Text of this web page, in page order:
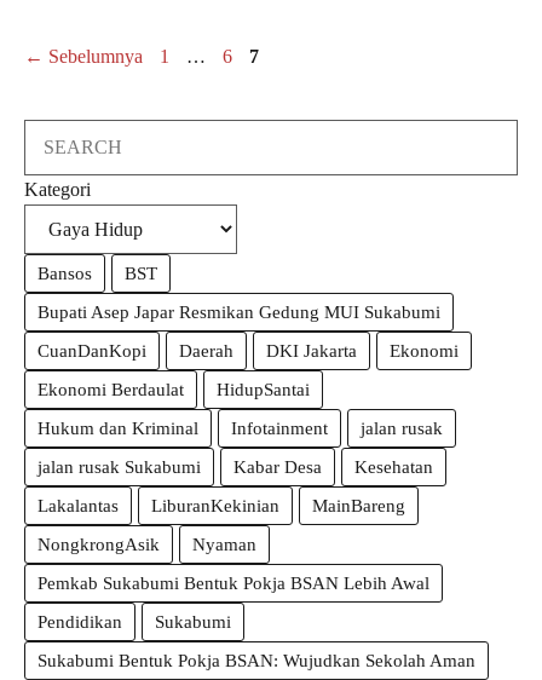
← Sebelumnya Halaman
1 … Halaman
6 Halaman
7
Kategori
Bansos
BST
Bupati Asep Japar Resmikan Gedung MUI Sukabumi
CuanDanKopi
Daerah DKI Jakarta
Ekonomi
Ekonomi Berdaulat
HidupSantai
Hukum dan Kriminal
Infotainment
jalan rusak
jalan rusak Sukabumi
Kabar Desa
Kesehatan
Lakalantas
LiburanKekinian
MainBareng
NongkrongAsik
Nyaman
Pemkab Sukabumi Bentuk Pokja BSAN Lebih Awal
Pendidikan
Sukabumi
Sukabumi Bentuk Pokja BSAN: Wujudkan Sekolah Aman